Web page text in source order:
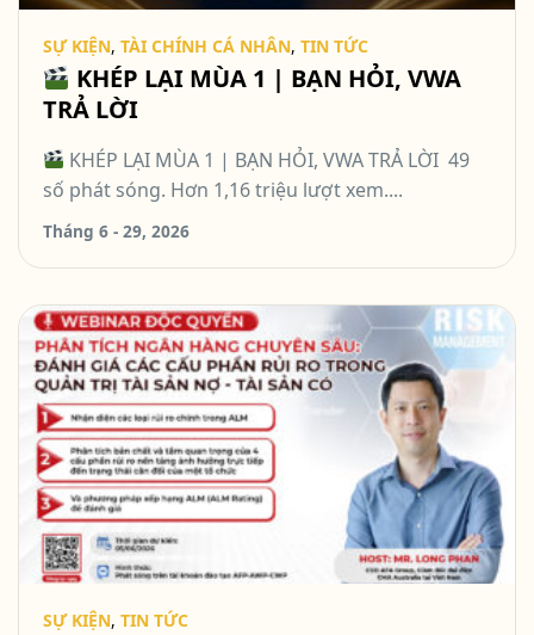
SỰ KIỆN, TÀI CHÍNH CÁ NHÂN, TIN TỨC
KHÉP LẠI MÙA 1 | BẠN HỎI, VWA
TRẢ LỜI
KHÉP LẠI MÙA 1 | BẠN HỎI, VWA TRẢ LỜI 49
số phát sóng. Hơn 1,16 triệu lượt xem....
Tháng 6 - 29, 2026
SỰ KIỆN, TIN TỨC